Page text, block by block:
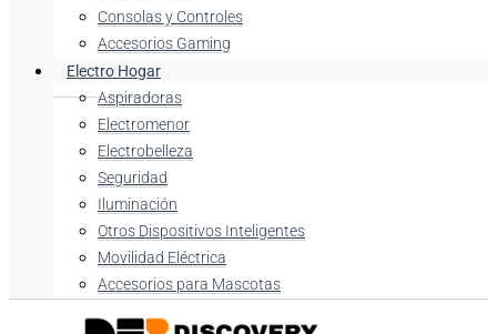
Consolas y Controles
Accesorios Gaming
Electro Hogar
Aspiradoras
Electromenor
Electrobelleza
Seguridad
Iluminación
Otros Dispositivos Inteligentes
Movilidad Eléctrica
Accesorios para Mascotas